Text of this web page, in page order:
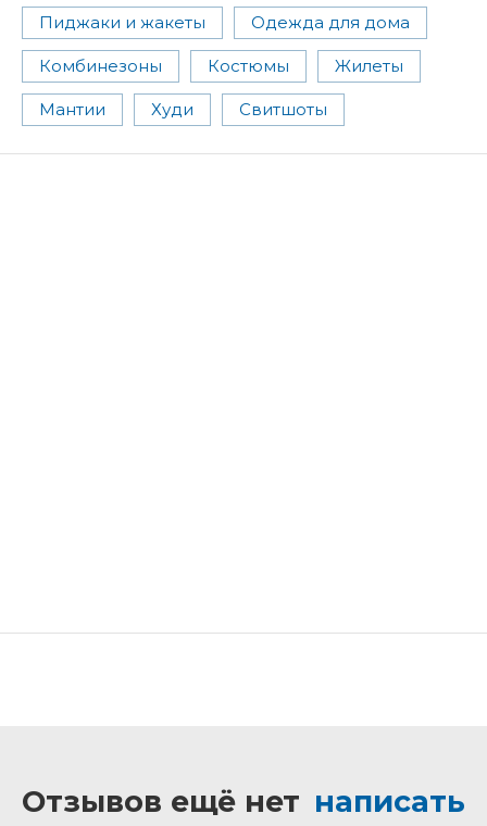
Пиджаки и жакеты Одежда для дома
Комбинезоны Костюмы Жилеты
Мантии Худи Свитшоты
Отзывов ещё нет написать